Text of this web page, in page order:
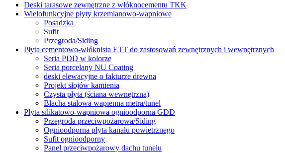
Deski tarasowe zewnętrzne z włóknocementu TKK
Wielofunkcyjne płyty krzemianowo-wapniowe
Posadzka
Sufit
Przegroda/Siding
Płyta cementowo-włóknista ETT do zastosowań zewnętrznych i wewnętrznych
Seria PDD w kolorze
Seria porcelany NU Coating
deski elewacyjne o fakturze drewna
Projekt słojów kamienia
Czysta płyta (ściana wewnętrzna)
Blacha stalowa wapienna metra/tunel
Płyta silikatowo-wapniowa ognioodporna GDD
Przegroda przeciwpożarowa/Siding
Ognioodporna płyta kanału powietrznego
Sufit ognioodporny
Panel przeciwpożarowy dachu tunelu